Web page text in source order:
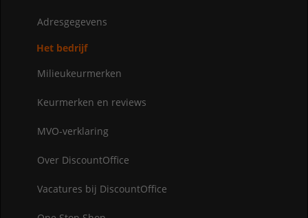
Adresgegevens
Het bedrijf
Milieukeurmerken
Keurmerken en reviews
MVO-verklaring
Over DiscountOffice
Vacatures bij DiscountOffice